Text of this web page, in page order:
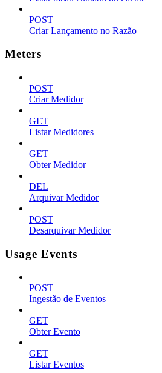
POST
Criar Lançamento no Razão
Meters
POST
Criar Medidor
GET
Listar Medidores
GET
Obter Medidor
DEL
Arquivar Medidor
POST
Desarquivar Medidor
Usage Events
POST
Ingestão de Eventos
GET
Obter Evento
GET
Listar Eventos